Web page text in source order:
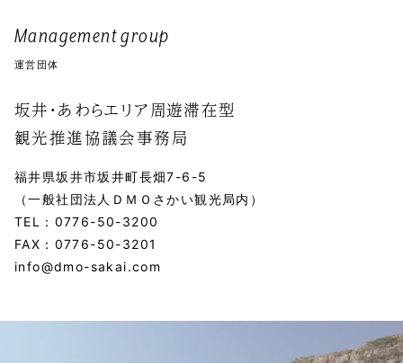
Management group
運営団体
坂井・あわらエリア周遊滞在型
観光推進協議会事務局
福井県坂井市坂井町長畑7-6-5
（一般社団法人ＤＭＯさかい観光局内）
TEL： 0776-50-3200
FAX：0776-50-3201
info@dmo-sakai.com